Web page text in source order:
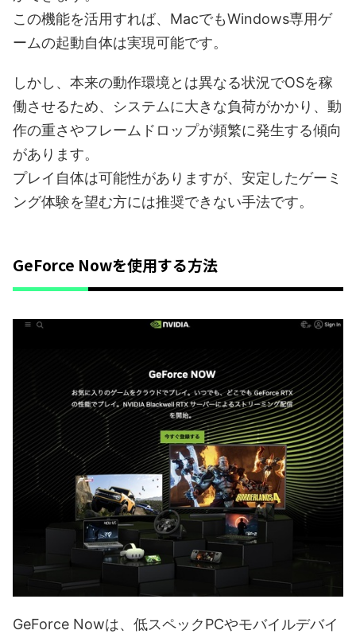
この機能を活用すれば、MacでもWindows専用ゲ
ームの起動自体は実現可能です。
しかし、本来の動作環境とは異なる状況でOSを稼
働させるため、システムに大きな負荷がかかり、動
作の重さやフレームドロップが頻繁に発生する傾向
があります。
プレイ自体は可能性がありますが、安定したゲーミ
ング体験を望む方には推奨できない手法です。
GeForce Nowを使用する方法
GeForce Nowは、低スペックPCやモバイルデバイ